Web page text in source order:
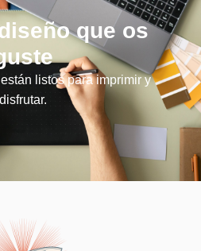
que os
listos para imprimir y
disfrutar.